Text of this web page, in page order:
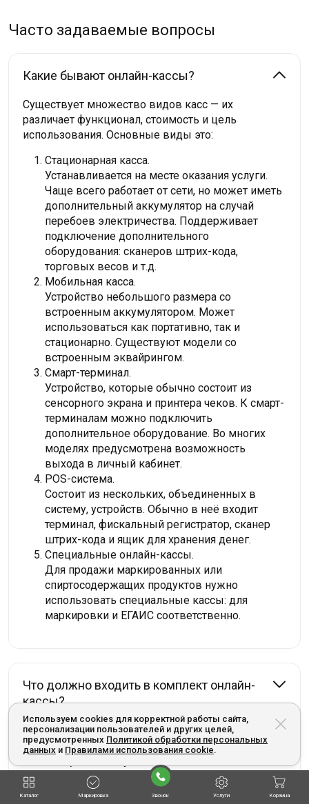
Часто задаваемые вопросы
Какие бывают онлайн-кассы?
Существует множество видов касс — их
различает функционал, стоимость и цель
использования. Основные виды это:
Стационарная касса.
Устанавливается на месте оказания услуги.
Чаще всего работает от сети, но может иметь
дополнительный аккумулятор на случай
перебоев электричества. Поддерживает
подключение дополнительного
оборудования: сканеров штрих-кода,
торговых весов и т.д.
Мобильная касса.
Устройство небольшого размера со
встроенным аккумулятором. Может
использоваться как портативно, так и
стационарно. Существуют модели со
встроенным эквайрингом.
Смарт-терминал.
Устройство, которые обычно состоит из
сенсорного экрана и принтера чеков. К смарт-
терминалам можно подключить
дополнительное оборудование. Во многих
моделях предусмотрена возможность
выхода в личный кабинет.
POS-система.
Состоит из нескольких, объединенных в
систему, устройств. Обычно в неё входит
терминал, фискальный регистратор, сканер
штрих-кода и ящик для хранения денег.
Специальные онлайн-кассы.
Для продажи маркированных или
спиртосодержащих продуктов нужно
использовать специальные кассы: для
маркировки и ЕГАИС соответственно.
Что должно входить в комплект онлайн-
кассы?
Как выбрать кассу?
Используем cookies для корректной работы сайта,
персонализации пользователей и других целей,
предусмотренных Политикой обработки персональных
данных и Правилами использования cookie.
Каталог Маркировка Звонок Услуги Корзина